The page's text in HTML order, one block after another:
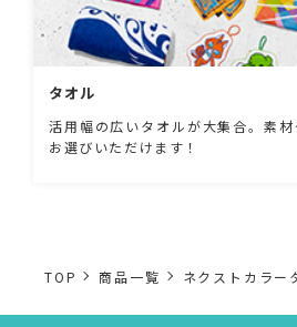
タオル
活用幅の広いタオルが大集合。素
お選びいただけます！
TOP 商品一覧 ネクストカラー